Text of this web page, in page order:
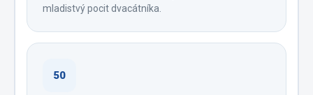
mladistvý pocit dvacátníka.
50